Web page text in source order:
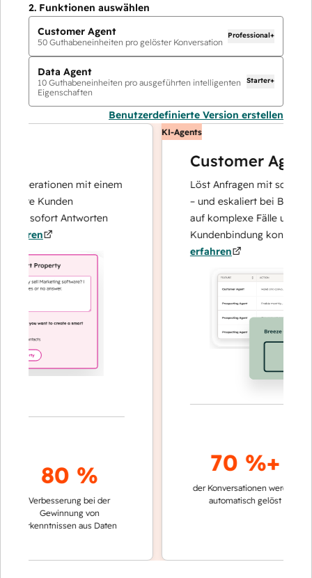
2. Funktionen auswählen
Customer Agent
50 Guthabeneinheiten pro gelöster Konversation
Professional+
Data Agent
10 Guthabeneinheiten pro ausgeführten intelligenten
Eigenschaften
Starter+
Benutzerdefinierte Version erstellen
mit einem
Kunden
sofort Antworten
80 %
Verbesserung bei der
Gewinnung von
Erkenntnissen aus Daten
KI-Agents
Customer Agent
Löst Anfragen mit schnellen,
– und eskaliert bei Bedarf,
auf komplexe Fälle und den
Kundenbindung
erfahren
70 %+
der Konversationen werden
automatisch gelöst